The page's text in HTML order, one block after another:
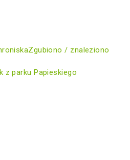
Zgubiono / znaleziono
z parku Papieskiego